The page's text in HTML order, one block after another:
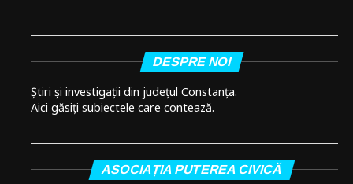
DESPRE NOI
Știri și investigații din județul Constanța.
Aici găsiți subiectele care contează.
ASOCIAȚIA PUTEREA CIVICĂ